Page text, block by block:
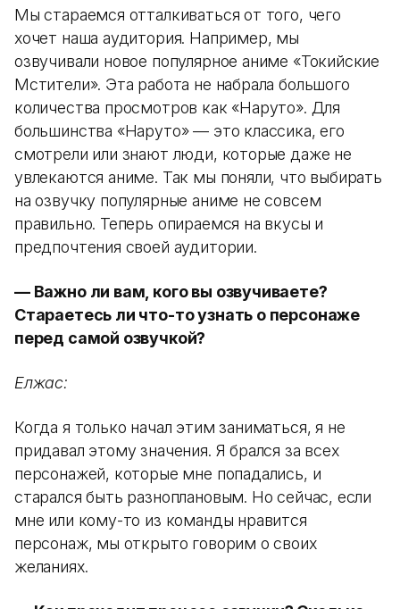
Мы стараемся отталкиваться от того, чего
хочет наша аудитория. Например, мы
озвучивали новое популярное аниме «Токийские
Мстители». Эта работа не набрала большого
количества просмотров как «Наруто». Для
большинства «Наруто» — это классика, его
смотрели или знают люди, которые даже не
увлекаются аниме. Так мы поняли, что выбирать
на озвучку популярные аниме не совсем
правильно. Теперь опираемся на вкусы и
предпочтения своей аудитории.
— Важно ли вам, кого вы озвучиваете?
Стараетесь ли что-то узнать о персонаже
перед самой озвучкой?
Елжас:
Когда я только начал этим заниматься, я не
придавал этому значения. Я брался за всех
персонажей, которые мне попадались, и
старался быть разноплановым. Но сейчас, если
мне или кому-то из команды нравится
персонаж, мы открыто говорим о своих
желаниях.